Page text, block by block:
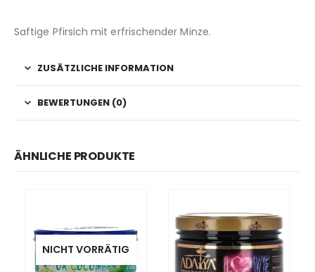
Saftige Pfirsich mit erfrischender Minze.
ZUSÄTZLICHE INFORMATION
BEWERTUNGEN (0)
ÄHNLICHE PRODUKTE
NICHT VORRÄTIG